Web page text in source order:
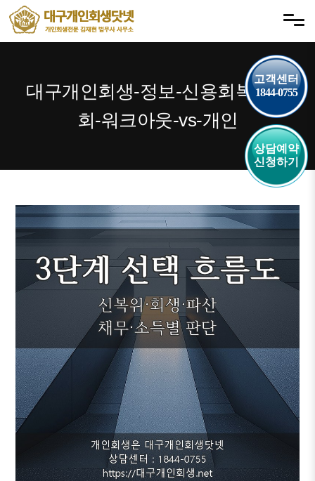
용
으
메뉴 건너뛰기
대구개인회생-정보-신용회복위원
회-워크아웃-vs-개인
고객센터
1844-0755
상담예약
신청하기